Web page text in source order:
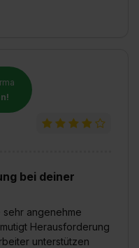
bei deiner
angenehme
Herausforderung
unterstützen